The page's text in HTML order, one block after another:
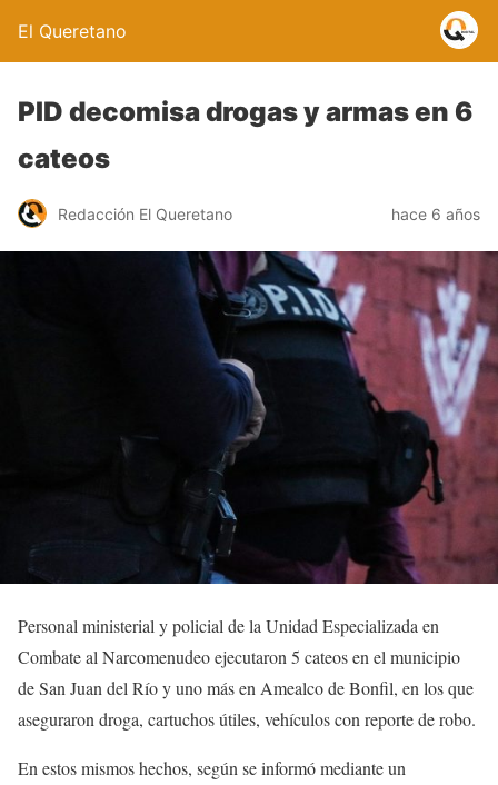
El Queretano
PID decomisa drogas y armas en 6
cateos
Redacción El Queretano hace 6 años
Personal ministerial y policial de la Unidad Especializada en
Combate al Narcomenudeo ejecutaron 5 cateos en el municipio
de San Juan del Río y uno más en Amealco de Bonfil, en los que
aseguraron droga, cartuchos útiles, vehículos con reporte de robo.
En estos mismos hechos, según se informó mediante un